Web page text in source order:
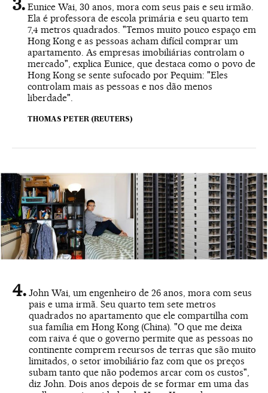
Eunice Wai, 30 anos, mora com seus pais e seu irmão.
Ela é professora de escola primária e seu quarto tem
7,4 metros quadrados. "Temos muito pouco espaço em
Hong Kong e as pessoas acham difícil comprar um
apartamento. As empresas imobiliárias controlam o
mercado", explica Eunice, que destaca como o povo de
Hong Kong se sente sufocado por Pequim: "Eles
controlam mais as pessoas e nos dão menos
liberdade".
THOMAS PETER (REUTERS)
John Wai, um engenheiro de 26 anos, mora com seus
pais e uma irmã. Seu quarto tem sete metros
quadrados no apartamento que ele compartilha com
sua família em Hong Kong (China). "O que me deixa
com raiva é que o governo permite que as pessoas no
continente comprem recursos de terras que são muito
limitados, o setor imobiliário faz com que os preços
subam tanto que não podemos arcar com os custos",
diz John. Dois anos depois de se formar em uma das